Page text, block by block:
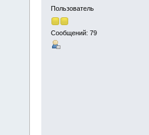
Пользователь
Сообщений: 79